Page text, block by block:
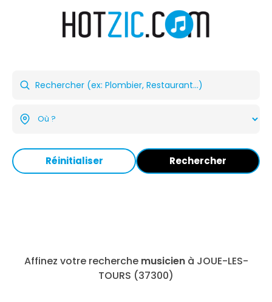
Réinitialiser Rechercher
Affinez votre recherche musicienà JOUE-LES-
TOURS (37300)